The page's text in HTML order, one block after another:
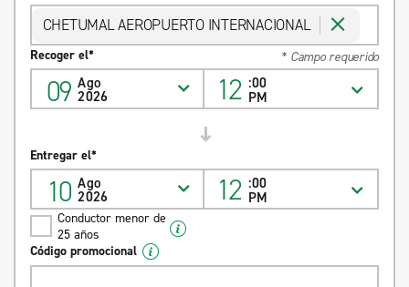
* Campo requerido
CHETUMAL AEROPUERTO INTERNACIONAL
Recoger el*
09 Ago
2026 12 :00
PM
Entregar el*
10 Ago
2026 12 :00
PM
Conductor menor de
25 años
Código promocional